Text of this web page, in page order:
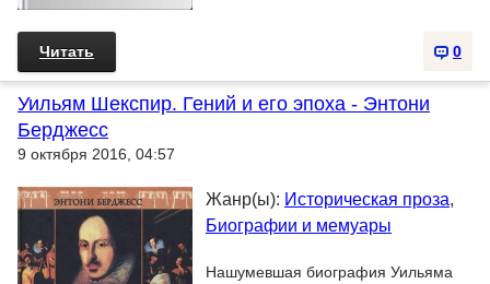
0
Читать
Уильям Шекспир. Гений и его эпоха - Энтони
Берджесс
9 октября 2016, 04:57
Жанр(ы): Историческая проза,
Биографии и мемуары
Нашумевшая биография Уильяма